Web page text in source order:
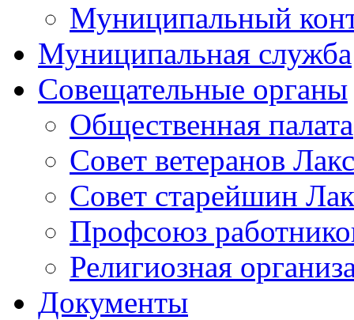
Муниципальный
Муниципальная служба
Совещательные органы
Общественная палата
Совет ветеранов
Совет старейшин
Профсоюз
Религиозная
Документы